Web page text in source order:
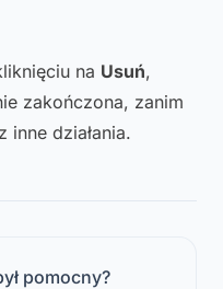
na Usuń,
zakończona, zanim
inne działania.
pomocny?